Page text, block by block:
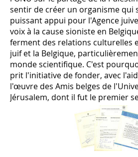
sentir de créer un organisme qui
puissant appui pour l'Agence
voix à la cause sioniste en
ferment des relations culturelles
juif et la Belgique,
monde scientifique. C'est
prit l'initiative de fonder, avec
l'œuvre des Amis belges de
Jérusalem, dont il fut le premier